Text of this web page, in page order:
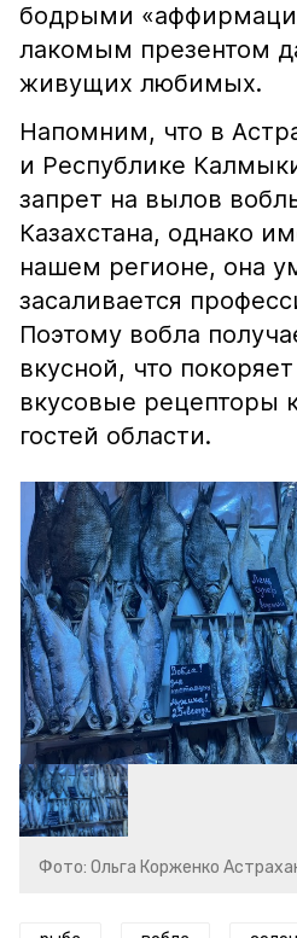
бодрыми
лакомым презентом
живущих любимых.
Напомним, что в
и Республике
запрет на вылов
Казахстана, однако
нашем регионе, она
засаливается
Поэтому вобла
вкусной, что
вкусовые рецепторы
гостей области.
Фото: Ольга Корженко